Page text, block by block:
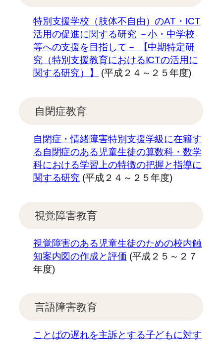
特別支援学校（肢体不自由）のAT・ICT
活用の促進に関する研究 －小・中学校
等への支援を目指して－ 【中期特定研
究（特別支援教育におけるICTの活用に
関する研究）】
(平成２４～２５年度)
自閉症教育
自閉症・情緒障害特別支援学級に在籍す
る自閉症のある児童生徒の算数科・数学
科における学習上の特徴の把握と指導に
関する研究 (平成２４～２５年度)
視覚障害教育
視覚障害のある児童生徒のための校内触
知案内図の作成と評価 (平成２５～２７
年度)
言語障害教育
ことばの遅れを主訴とする子どもに対す